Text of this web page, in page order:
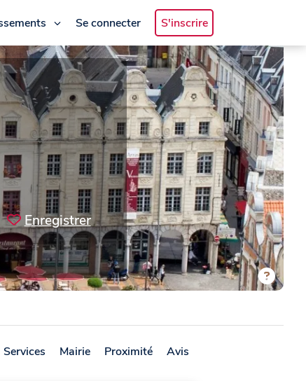
Se connecter S'inscrire
Enregistrer
Services Mairie Proximité Avis